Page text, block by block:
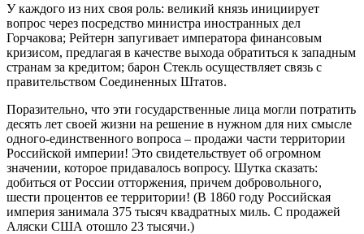
У каждого из них своя роль: великий князь инициирует
вопрос через посредство министра иностранных дел
Горчакова; Рейтерн запугивает императора финансовым
кризисом, предлагая в качестве выхода обратиться к западным
странам за кредитом; барон Стекль осуществляет связь с
правительством Соединенных Штатов.
Поразительно, что эти государственные лица могли потратить
десять лет своей жизни на решение в нужном для них смысле
одного-единственного вопроса – продажи части территории
Российской империи! Это свидетельствует об огромном
значении, которое придавалось вопросу. Шутка сказать:
добиться от России отторжения, причем добровольного,
шести процентов ее территории! (В 1860 году Российская
империя занимала 375 тысяч квадратных миль. С продажей
Аляски США отошло 23 тысячи.)